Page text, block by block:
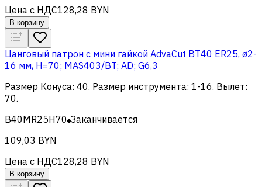
Цена с НДС128,28 BYN
В корзину
Цанговый патрон c мини гайкой AdvaCut BT40 ER25, ø2-
16 мм, H=70; MAS403/BT; AD; G6,3
Размер Конуса: 40. Размер инструмента: 1-16. Вылет:
70.
B40MR25H70 Заканчивается
109,03 BYN
Цена с НДС128,28 BYN
В корзину